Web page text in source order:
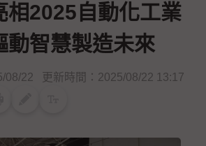
相2025自動化工業
智慧製造未來
08/22 更新時間：2025/08/22 13:17